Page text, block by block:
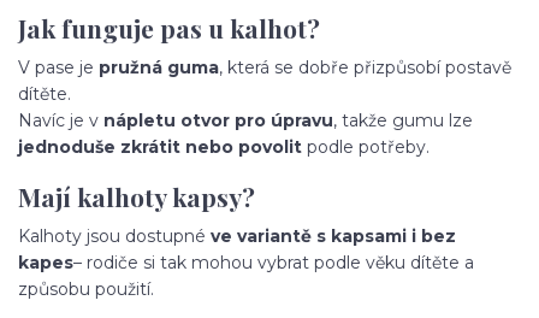
Jak funguje pas u kalhot?
V pase je pružná guma, která se dobře přizpůsobí postavě
dítěte.
Navíc je v nápletu otvor pro úpravu, takže gumu lze
jednoduše zkrátit nebo povolit podle potřeby.
Mají kalhoty kapsy?
Kalhoty jsou dostupné ve variantě s kapsami i bez
kapes– rodiče si tak mohou vybrat podle věku dítěte a
způsobu použití.